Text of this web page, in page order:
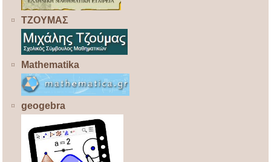
ΤΖΟΥΜΑΣ
Mathematika
geogebra